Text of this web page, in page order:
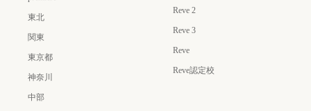
東北
関東
東京都
神奈川
中部
Reve 2
Reve 3
Reve
Reve認定校